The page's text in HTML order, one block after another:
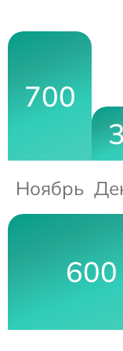
700
Ноябрь
600